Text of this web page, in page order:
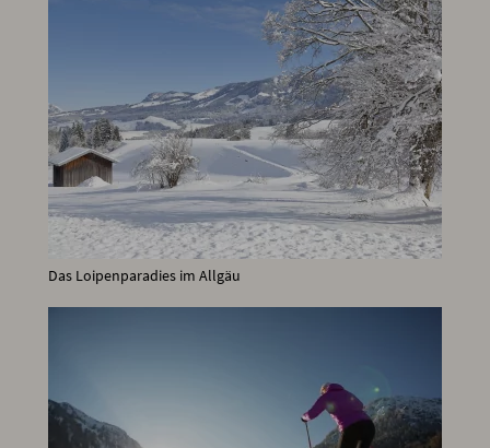
Das Loipenparadies im Allgäu